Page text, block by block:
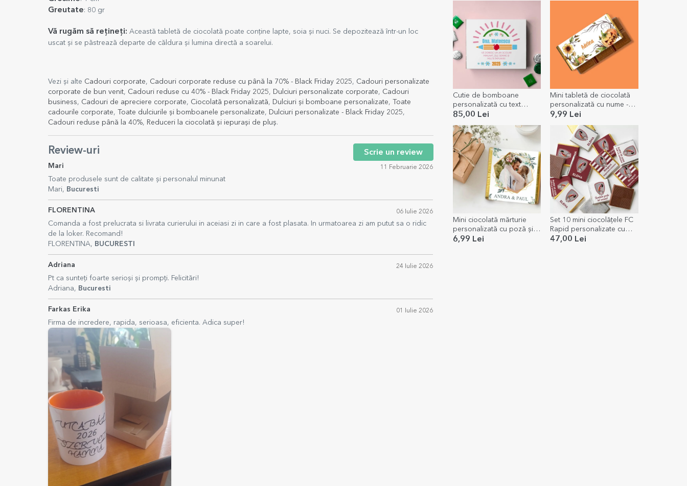
Cutie de bomboane
personalizată cu text
pentru început de an
85,00 Lei
Mini tabletă de ciocolată
personalizată cu nume -
Halloween
9,99 Lei
Mini ciocolată mărturie
personalizată cu poză și
text - Elegance
6,99 Lei
Set 10 mini ciocolățele FC
Rapid personalizate cu
poze și mesaj
47,00 Lei
Greutate: 80 gr
Vă rugăm să rețineți: Această tabletă de ciocolată poate conține lapte, soia și nuci. Se depozitează într-un loc
uscat și se păstrează departe de căldura și lumina directă a soarelui.
Vezi și alte Cadouri corporate, Cadouri corporate reduse cu până la 70% - Black Friday 2025, Cadouri personalizate
corporate de bun venit, Cadouri reduse cu 40% - Black Friday 2025, Dulciuri personalizate corporate, Cadouri
business, Cadouri de apreciere corporate, Ciocolată personalizată, Dulciuri și bomboane personalizate,
Toate
cadourile corporate, Toate dulciurile și bomboanele personalizate, Dulciuri personalizate - Black Friday 2025,
Cadouri reduse până la 40%, Reduceri la ciocolată și iepurași de pluș.
Review-uri Scrie un review
Mari 11 Februarie 2026
Toate produsele sunt de calitate și personalul minunat
Mari, Bucuresti
FLORENTINA 06 Iulie 2026
Comanda a fost prelucrata si livrata curierului in aceiasi zi in care a fost plasata. In urmatoarea zi am putut sa o ridic
de la loker. Recomand!
FLORENTINA, BUCURESTI
Adriana 24 Iulie 2026
Pt ca sunteți foarte serioși și prompți. Felicitări!
Adriana, Bucuresti
Farkas Erika 01 Iulie 2026
Firma de incredere, rapida, serioasa, eficienta. Adica super!